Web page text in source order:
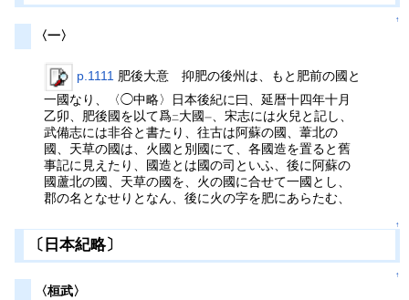
↑
〈一〉
p.1111 肥後大意 抑肥の後州は、もと肥前の國と
一國なり、〈◯中略〉日本後紀に曰、延暦十四年十月
乙卯、肥後國を以て爲二大國一
、宋志には火兒と記し、
武備志には非谷と書たり、往古は阿蘇の國、葦北の
國、天草の國は、火國と別國にて、各國造を置ると舊
事記に見えたり、國造とは國の司といふ、後に阿蘇の
國蘆北の國、天草の國を、火の國に合せて一國とし、
郡の名となせりとなん、後に火の字を肥にあらたむ、
↑
〔日本紀略〕
↑
〈桓武〉